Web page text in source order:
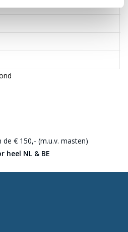
de € 150,- (m.u.v. masten)
heel NL & BE